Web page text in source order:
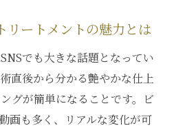
リートメントの魅力とは
でも大きな話題となってい
直後から分かる艶やかな仕上
グが簡単になることです。ビ
画も多く、リアルな変化が可